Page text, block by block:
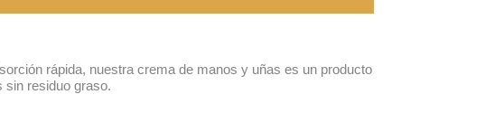
rápida, nuestra crema de manos y uñas es un producto
sin residuo graso.